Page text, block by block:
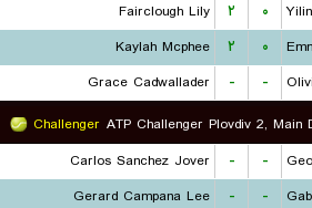
Fairclough Lily
۲ ۰
Kaylah Mcphee
۲ ۰
Grace Cadwallader
- -
Challenger ATP Challenger Plovdiv 2, Main
Carlos Sanchez Jover
- -
Gerard Campana Lee
- -